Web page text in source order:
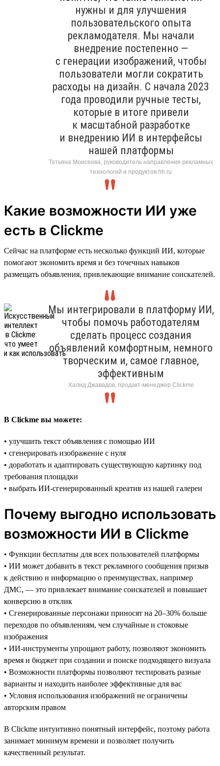
нужны и для улучшения
пользовательского опыта
рекламодателя. Мы начали
внедрение постепенно —
с генерации изображений, чтобы
пользователи могли сократить
расходы на дизайн. С начала 2023
года проводили ручные тесты,
которые в итоге привели
к масштабной разработке
и внедрению ИИ в интерфейсы
нашей платформы
Татьяна Моисеева, руководитель направления рекламных
технологий и продуктов hh.ru
Какие возможности ИИ уже
есть в Clickme
Сейчас на платформе есть несколько функций ИИ, которые
помогают экономить время и без точечных навыков
размещать объявления, привлекающие внимание соискателей.
Мы интегрировали в платформу ИИ,
чтобы помочь работодателям
сделать процесс создания
объявлений комфортным, немного
творческим и, самое главное,
эффективным
Халид Джавадов, продакт-менеджер Clickme
В Clickme вы можете:
• улучшить текст объявления с помощью ИИ
• сгенерировать изображение с нуля
• доработать и адаптировать существующую картинку под
требования площадки
• выбрать ИИ-сгенерированный креатив из нашей галереи
Почему выгодно использовать
возможности ИИ в Clickme
• Функции бесплатны для всех пользователей платформы
• ИИ может добавить в текст рекламного сообщения призыв
к действию и информацию о преимуществах, например
ДМС, — это привлекает внимание соискателей и повышает
конверсию в отклик
• Сгенерированные персонажи приносят на 20–30% больше
переходов по объявлениям, чем случайные и стоковые
изображения
• ИИ-инструменты упрощают работу, позволяют экономить
время и бюджет при создании и поиске подходящего визуала
• Возможности платформы позволяют тестировать разные
варианты и находить наиболее эффективные для вас
• Условия использования изображений не ограничены
авторским правом
В Clickme интуитивно понятный интерфейс, поэтому работа
занимает минимум времени и позволяет получить
качественный результат.